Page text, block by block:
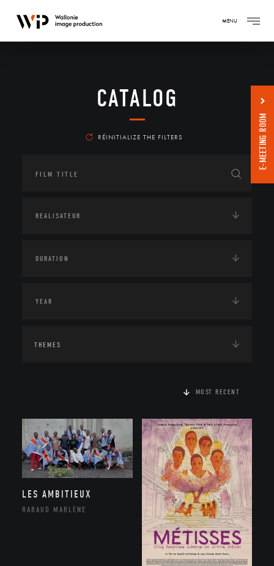
MENU
CATALOG
RÉINITIALIZE THE FILTERS
THEMES
MOST RECENT
LES AMBITIEUX
RABAUD MARLÈNE
E-MEETING ROOM